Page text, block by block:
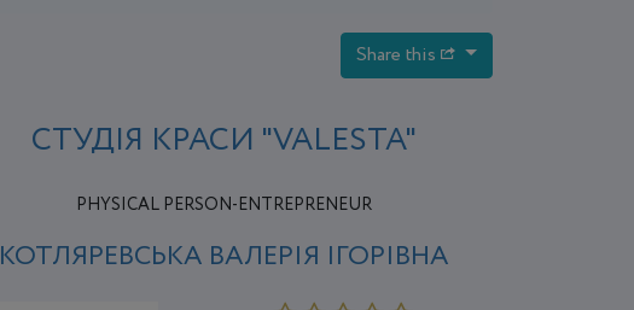
Share this
СТУДІЯ КРАСИ "VALESTA"
PHYSICAL PERSON-ENTREPRENEUR
КОТЛЯРЕВСЬКА ВАЛЕРІЯ ІГОРІВНА